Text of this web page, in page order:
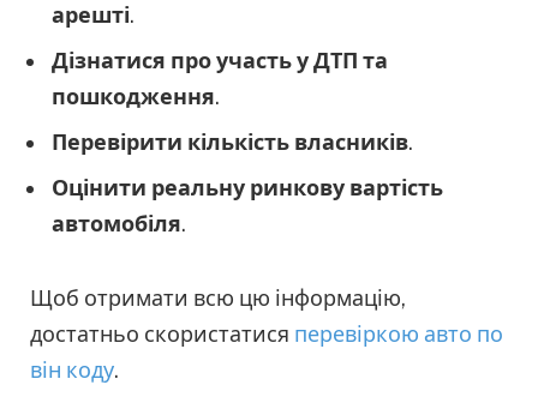
арешті.
Дізнатися про участь у ДТП та
пошкодження.
Перевірити кількість власників.
Оцінити реальну ринкову вартість
автомобіля.
Щоб отримати всю цю інформацію,
достатньо скористатися перевіркою авто по
він коду.